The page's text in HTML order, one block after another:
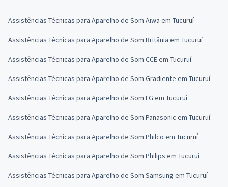
Assistências Técnicas para Aparelho de Som Aiwa em Tucuruí
Assistências Técnicas para Aparelho de Som Britânia em Tucuruí
Assistências Técnicas para Aparelho de Som CCE em Tucuruí
Assistências Técnicas para Aparelho de Som Gradiente em Tucuruí
Assistências Técnicas para Aparelho de Som LG em Tucuruí
Assistências Técnicas para Aparelho de Som Panasonic em Tucuruí
Assistências Técnicas para Aparelho de Som Philco em Tucuruí
Assistências Técnicas para Aparelho de Som Philips em Tucuruí
Assistências Técnicas para Aparelho de Som Samsung em Tucuruí